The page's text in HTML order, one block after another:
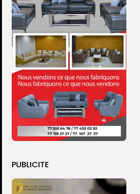
PUBLICITE